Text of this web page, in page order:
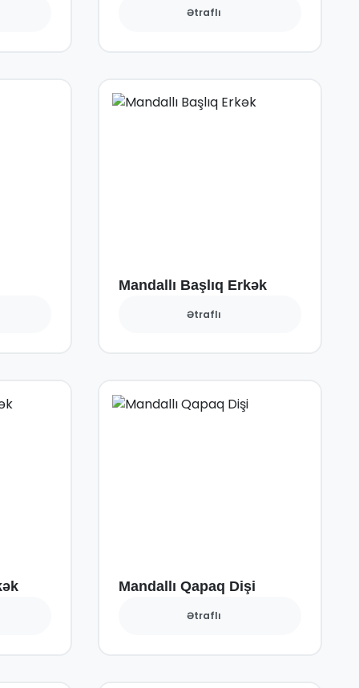
Ətraflı
Mandallı Başlıq Erkək
Ətraflı
Mandallı Qapaq Dişi
Ətraflı